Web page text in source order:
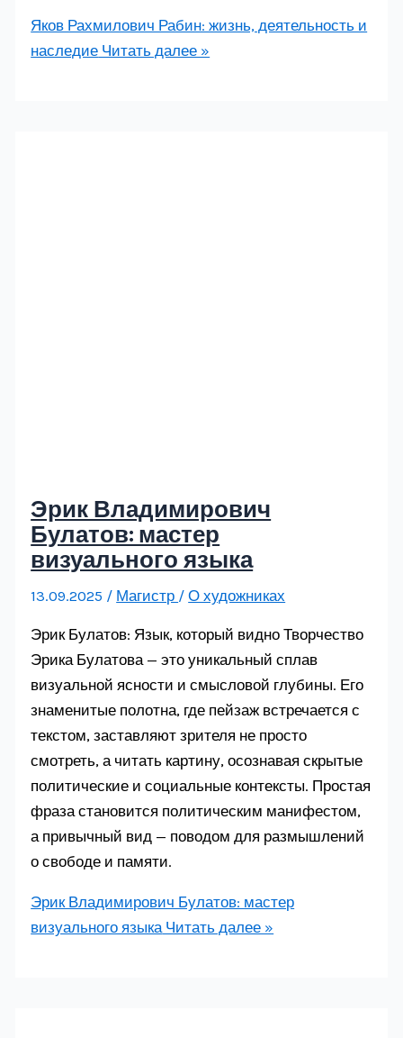
Яков Рахмилович Рабин: жизнь, деятельность и
наследие Читать далее »
Эрик Владимирович
Булатов: мастер
визуального языка
13.09.2025 / Магистр /О художниках
Эрик Булатов: Язык, который видно Творчество
Эрика Булатова — это уникальный сплав
визуальной ясности и смысловой глубины. Его
знаменитые полотна, где пейзаж встречается с
текстом, заставляют зрителя не просто
смотреть, а читать картину, осознавая скрытые
политические и социальные контексты. Простая
фраза становится политическим манифестом,
а привычный вид — поводом для размышлений
о свободе и памяти.
Эрик Владимирович Булатов: мастер
визуального языка Читать далее »